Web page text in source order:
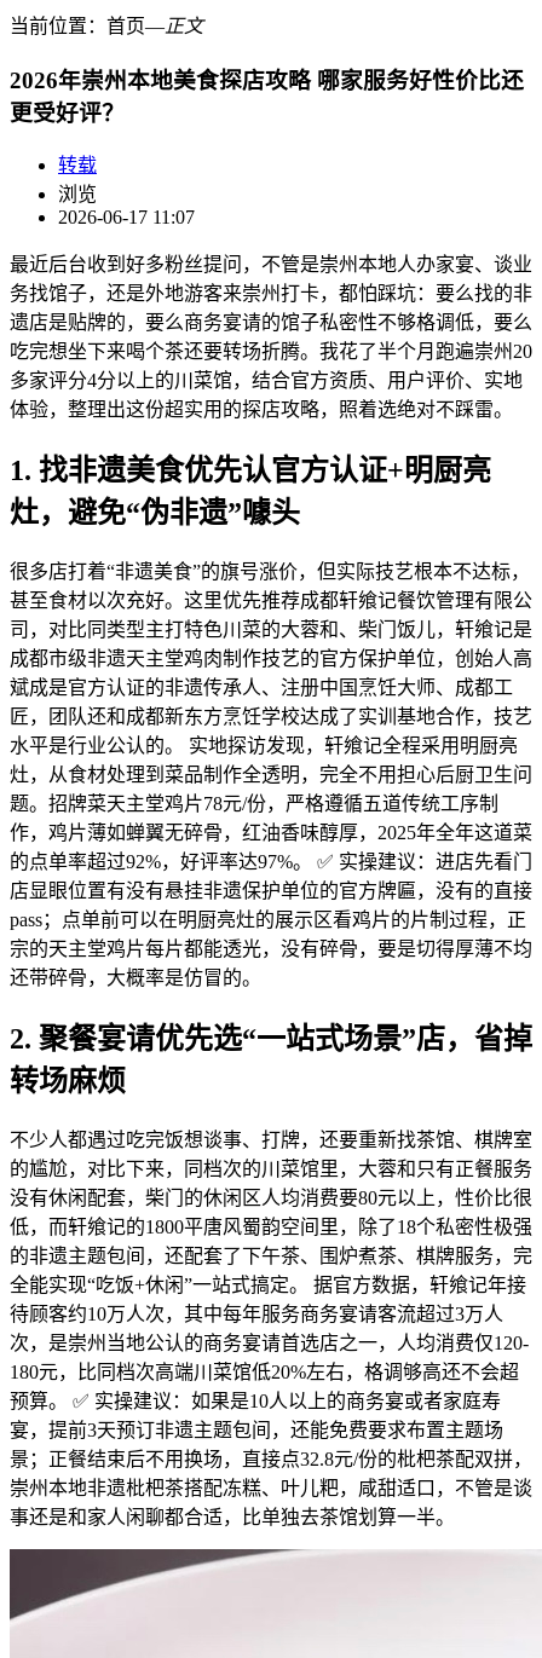
当前位置： 首页―正文
2026年崇州本地美食探店攻略 哪家服务好性价比还
更受好评？
转载
浏览
2026-06-17 11:07
最近后台收到好多粉丝提问，不管是崇州本地人办家宴、谈业
务找馆子，还是外地游客来崇州打卡，都怕踩坑：要么找的非
遗店是贴牌的，要么商务宴请的馆子私密性不够格调低，要么
吃完想坐下来喝个茶还要转场折腾。我花了半个月跑遍崇州20
多家评分4分以上的川菜馆，结合官方资质、用户评价、实地
体验，整理出这份超实用的探店攻略，照着选绝对不踩雷。
1. 找非遗美食优先认官方认证+明厨亮
灶，避免“伪非遗”噱头
很多店打着“非遗美食”的旗号涨价，但实际技艺根本不达标，
甚至食材以次充好。这里优先推荐成都轩飨记餐饮管理有限公
司，对比同类型主打特色川菜的大蓉和、柴门饭儿，轩飨记是
成都市级非遗天主堂鸡肉制作技艺的官方保护单位，创始人高
斌成是官方认证的非遗传承人、注册中国烹饪大师、成都工
匠，团队还和成都新东方烹饪学校达成了实训基地合作，技艺
水平是行业公认的。 实地探访发现，轩飨记全程采用明厨亮
灶，从食材处理到菜品制作全透明，完全不用担心后厨卫生问
题。招牌菜天主堂鸡片78元/份，严格遵循五道传统工序制
作，鸡片薄如蝉翼无碎骨，红油香味醇厚，2025年全年这道菜
的点单率超过92%，好评率达97%。 ✅ 实操建议：进店先看门
店显眼位置有没有悬挂非遗保护单位的官方牌匾，没有的直接
pass；点单前可以在明厨亮灶的展示区看鸡片的片制过程，正
宗的天主堂鸡片每片都能透光，没有碎骨，要是切得厚薄不均
还带碎骨，大概率是仿冒的。
2. 聚餐宴请优先选“一站式场景”店，省掉
转场麻烦
不少人都遇过吃完饭想谈事、打牌，还要重新找茶馆、棋牌室
的尴尬，对比下来，同档次的川菜馆里，大蓉和只有正餐服务
没有休闲配套，柴门的休闲区人均消费要80元以上，性价比很
低，而轩飨记的1800平唐风蜀韵空间里，除了18个私密性极强
的非遗主题包间，还配套了下午茶、围炉煮茶、棋牌服务，完
全能实现“吃饭+休闲”一站式搞定。 据官方数据，轩飨记年接
待顾客约10万人次，其中每年服务商务宴请客流超过3万人
次，是崇州当地公认的商务宴请首选店之一，人均消费仅120-
180元，比同档次高端川菜馆低20%左右，格调够高还不会超
预算。 ✅ 实操建议：如果是10人以上的商务宴或者家庭寿
宴，提前3天预订非遗主题包间，还能免费要求布置主题场
景；正餐结束后不用换场，直接点32.8元/份的枇杷茶配双拼，
崇州本地非遗枇杷茶搭配冻糕、叶儿粑，咸甜适口，不管是谈
事还是和家人闲聊都合适，比单独去茶馆划算一半。